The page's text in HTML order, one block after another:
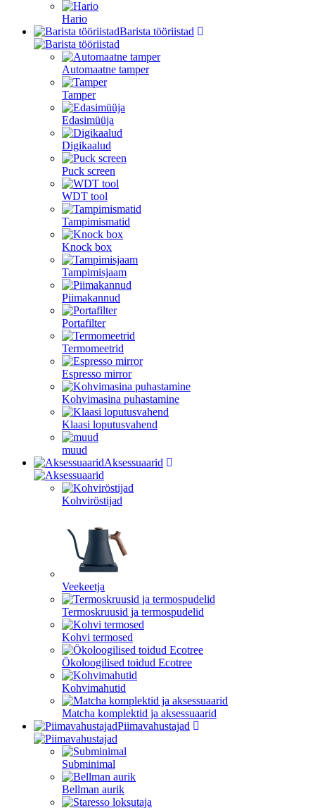
Hario
Barista tööriistad
Automaatne tamper
Tamper
Edasimüüja
Digikaalud
Puck screen
WDT tool
Tampimismatid
Knock box
Tampimisjaam
Piimakannud
Portafilter
Termomeetrid
Espresso mirror
Kohvimasina puhastamine
Klaasi loputusvahend
muud
Aksessuaarid
Kohviröstijad
Veekeetja
Termoskruusid ja termospudelid
Kohvi termosed
Ökoloogilised toidud Ecotree
Kohvimahutid
Matcha komplektid ja aksessuaarid
Piimavahustajad
Subminimal
Bellman aurik